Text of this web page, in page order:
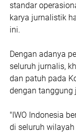
standar
karya jurnalistik
ini.
Dengan adanya
seluruh jurnalis,
dan patuh pada
dengan tanggung
"IWO Indonesia
di seluruh